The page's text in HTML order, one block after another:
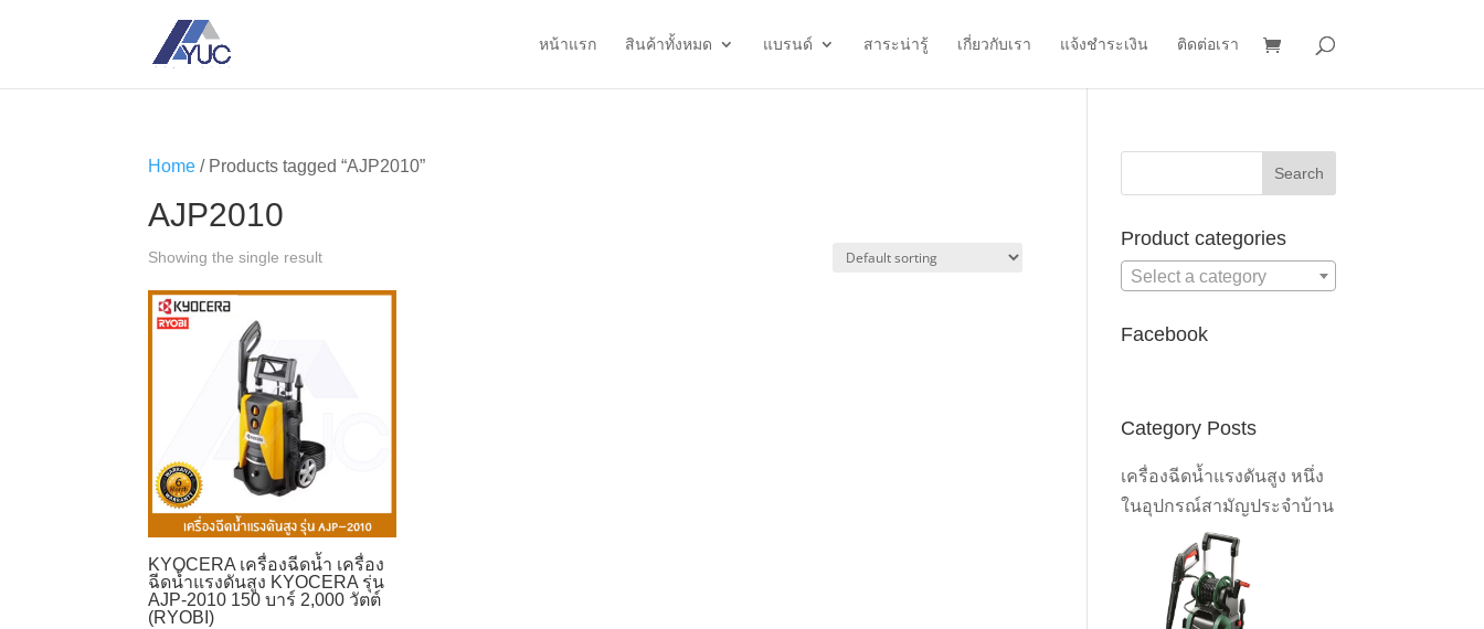
หน้าแรก สินค้าทั้งหมด แบรนด์ สาระน่ารู้ เกี่ยวกับเรา แจ้งชำระเงิน ติดต่อเรา
Home / Products tagged “AJP2010”
AJP2010
Showing the single result
KYOCERA เครื่องฉีดน้ำ เครื่อง
ฉีดน้ำแรงดันสูง KYOCERA รุ่น
AJP-2010 150 บาร์ 2,000 วัตต์
(RYOBI)
Product categories
Select a category
Facebook
Category Posts
เครื่องฉีดน้ำแรงดันสูง หนึ่ง
ในอุปกรณ์สามัญประจำบ้าน